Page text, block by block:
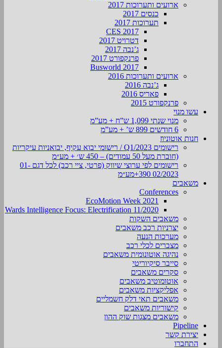
ארועים ותערוכות 2017
כנסים 2017
תערוכות 2017
CES 2017
דטרויט 2017
ג’נבה 2017
פרנקפורט 2017
Busworld 2017
ארועים ותערוכות 2016
ג’נבה 2016
פאריס 2016
פרנקפורט 2015
עשו מנוי
מנוי שנתי 1,099 ש”ח + מע”מ
6 חודשים 899 ש’ + מע”מ
חנות אוטוניוז
רישומים Q1/2023 / רישומי יבוא עקיף, יבואניות עיקריות
(חוברת מעל 50 עמודים) – 450 ש׳ + מע״מ
רישומים לפי ערוצי שיווק (פרטי, ציי רכב) לכל דגם 01-
02/2023 390+מע״מ
משאבים
Conferences
EcoMotion Week 2021
Wards Intelligence Focus: Electrification 11/2020
משאבים השקות
יצרניות רכב משאבים
מערכות הנעה
מצברים לכלי רכב
נהיגה אוטונומית משאבים
סייבר סיקיוריטי
סקרים משאבים
אוטומוטיב משאבים
אפליקציות משאבים
משאבים תאי דלק חשמליים
קישוריות משאבים
משאבים מצגות שוק ההון
Pipeline
יצירת קשר
התחברו